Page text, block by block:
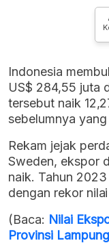
Indonesia
US$ 284,55 juta
tersebut naik
sebelumnya
Rekam jejak
Sweden, ekspor
naik. Tahun
dengan rekor
(Baca: Nilai
Provinsi